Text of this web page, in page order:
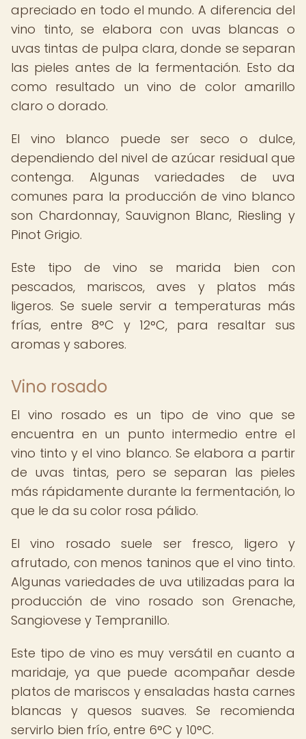
apreciado en todo el mundo. A diferencia del
vino tinto, se elabora con uvas blancas o
uvas tintas de pulpa clara, donde se separan
las pieles antes de la fermentación. Esto da
como resultado un vino de color amarillo
claro o dorado.
El vino blanco puede ser seco o dulce,
dependiendo del nivel de azúcar residual que
contenga. Algunas variedades de uva
comunes para la producción de vino blanco
son Chardonnay, Sauvignon Blanc, Riesling y
Pinot Grigio.
Este tipo de vino se marida bien con
pescados, mariscos, aves y platos más
ligeros. Se suele servir a temperaturas más
frías, entre 8°C y 12°C, para resaltar sus
aromas y sabores.
Vino rosado
El vino rosado es un tipo de vino que se
encuentra en un punto intermedio entre el
vino tinto y el vino blanco. Se elabora a partir
de uvas tintas, pero se separan las pieles
más rápidamente durante la fermentación, lo
que le da su color rosa pálido.
El vino rosado suele ser fresco, ligero y
afrutado, con menos taninos que el vino tinto.
Algunas variedades de uva utilizadas para la
producción de vino rosado son Grenache,
Sangiovese y Tempranillo.
Este tipo de vino es muy versátil en cuanto a
maridaje, ya que puede acompañar desde
platos de mariscos y ensaladas hasta carnes
blancas y quesos suaves. Se recomienda
servirlo bien frío, entre 6°C y 10°C.